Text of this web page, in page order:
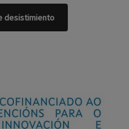
desistimiento